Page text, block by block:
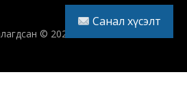
© 2026 ӨРГӨХ МАШИН ХХК
Санал хүсэлт